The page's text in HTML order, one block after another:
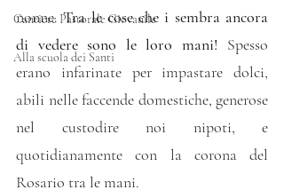
Cantiere Pastorale Giovanile
Alla scuola dei Santi
nonne. Tra le cose che i sembra ancora
di vedere sono le loro mani! Spesso
erano infarinate per impastare dolci,
abili nelle faccende domestiche, generose
nel custodire noi nipoti, e
quotidianamente con la corona del
Rosario tra le mani.